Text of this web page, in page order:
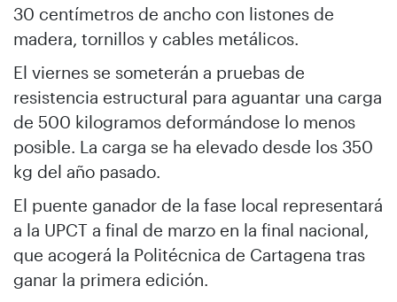
30 centímetros de ancho con listones de
madera, tornillos y cables metálicos.
El viernes se someterán a pruebas de
resistencia estructural para aguantar una carga
de 500 kilogramos deformándose lo menos
posible. La carga se ha elevado desde los 350
kg del año pasado.
El puente ganador de la fase local representará
a la UPCT a final de marzo en la final nacional,
que acogerá la Politécnica de Cartagena tras
ganar la primera edición.